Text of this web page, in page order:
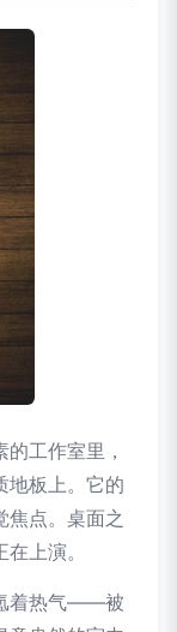
工作室里，
地板上。它的
焦点。桌面之
上演。
着热气——被